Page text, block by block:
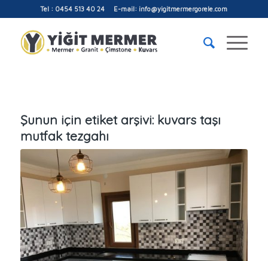
Tel : 0454 513 40 24 E-mail: info@yigitmermergorele.com
Şunun için etiket arşivi: kuvars taşı
mutfak tezgahı